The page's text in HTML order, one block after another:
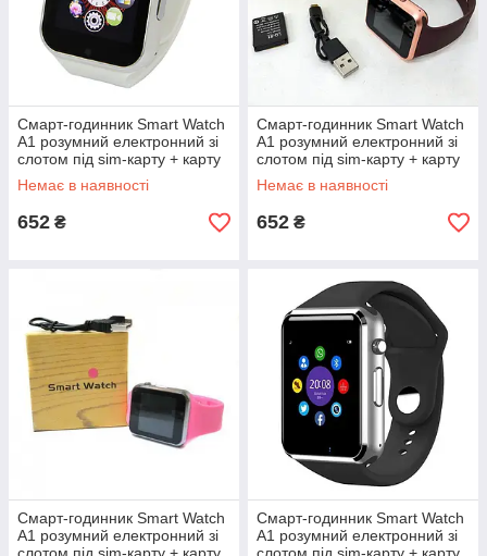
Смарт-годинник Smart Watch
A1 розумний електронний зі
слотом під sim-карту + карту
пам'яті micro-sd. Колір: білий
QE-86
Немає в наявності
652 ₴
Смарт-годинник Smart Watch
A1 розумний електронний зі
слотом під sim-карту + карту
пам'яті micro-sd. Колір:
золотий ZE-93
Немає в наявності
652 ₴
Смарт-годинник Smart Watch
A1 розумний електронний зі
Смарт-годинник Smart Watch
A1 розумний електронний зі